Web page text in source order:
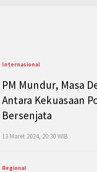
Internasional
PM Mundur, Masa
Antara Kekuasaan
Bersenjata
13 Maret 2024, 20:30 WIB
Regional